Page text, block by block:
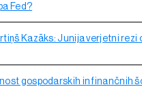
Fed?
Kazāks: Junija verjetni rezi
gospodarskih in finančnih